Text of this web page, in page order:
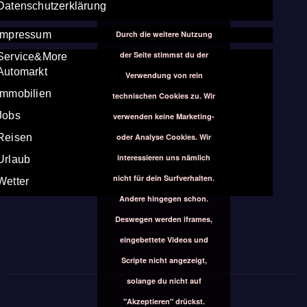
Durch die weitere Nutzung
der Seite stimmst du der
Verwendung von rein
technischen Cookies zu. Wir
verwenden keine Marketing-
oder Analyse Cookies. Wir
interessieren uns nämlich
nicht für dein Surfverhalten.
Andere hingegen schon.
Deswegen werden iframes,
eingebettete Videos und
Scripte nicht angezeigt,
solange du nicht auf
"Akzeptieren" drückst.